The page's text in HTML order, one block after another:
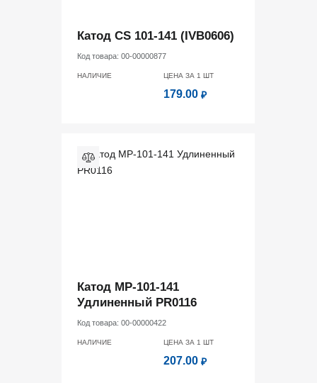
Катод CS 101-141 (IVB0606)
Код товара: 00-00000877
НАЛИЧИЕ ЦЕНА ЗА 1 ШТ
179.00 ₽
Катод MP-101-141
Удлиненный PR0116
Код товара: 00-00000422
НАЛИЧИЕ ЦЕНА ЗА 1 ШТ
207.00 ₽